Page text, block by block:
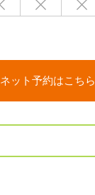
ネット予約はこちら